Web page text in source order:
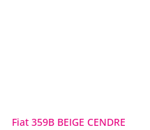
Fiat 359B BEIGE CENDRE